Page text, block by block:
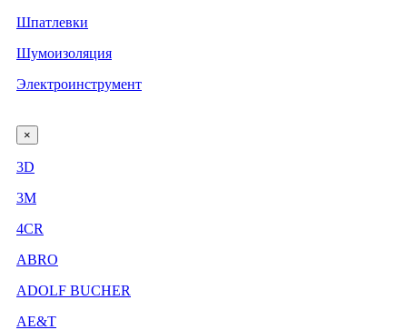
Шпатлевки
Шумоизоляция
Электроинструмент
×
3D
3М
4CR
ABRO
ADOLF BUCHER
AE&T